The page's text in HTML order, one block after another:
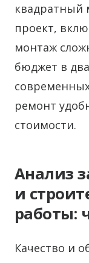
квадратный
проект,
монтаж
бюджет в
ремонт
стоимости.
Анализ
и
работы:
Качество и